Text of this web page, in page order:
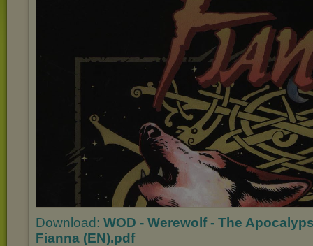
Download: WOD - Werewolf - The
Fianna (EN).pdf